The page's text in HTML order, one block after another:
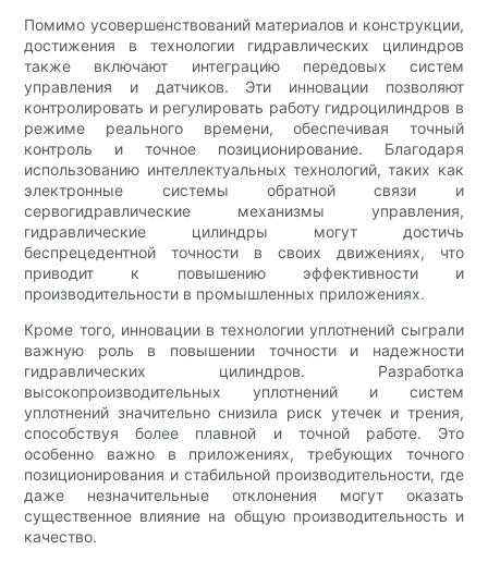
Помимо усовершенствований материалов и конструкции,
достижения в технологии гидравлических цилиндров
также включают интеграцию передовых систем
управления и датчиков. Эти инновации позволяют
контролировать и регулировать работу гидроцилиндров в
режиме реального времени, обеспечивая точный
контроль и точное позиционирование. Благодаря
использованию интеллектуальных технологий, таких как
электронные системы обратной связи и
сервогидравлические механизмы управления,
гидравлические цилиндры могут достичь
беспрецедентной точности в своих движениях, что
приводит к повышению эффективности и
производительности в промышленных приложениях.
Кроме того, инновации в технологии уплотнений сыграли
важную роль в повышении точности и надежности
гидравлических цилиндров. Разработка
высокопроизводительных уплотнений и систем
уплотнений значительно снизила риск утечек и трения,
способствуя более плавной и точной работе. Это
особенно важно в приложениях, требующих точного
позиционирования и стабильной производительности, где
даже незначительные отклонения могут оказать
существенное влияние на общую производительность и
качество.